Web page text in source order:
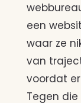
een
waar ze
van
voordat
Tegen